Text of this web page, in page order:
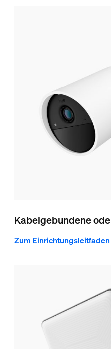
Kabelgebundene
Zum Einrichtungsleitfaden